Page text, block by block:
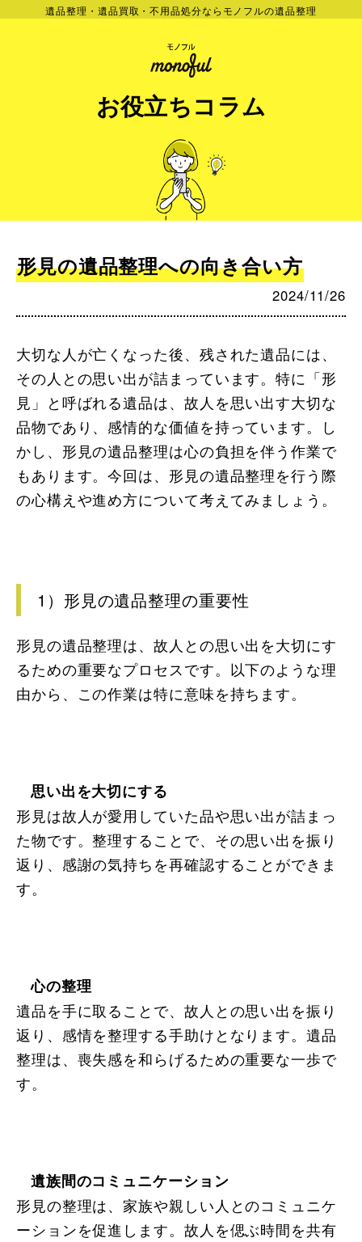
遺品整理・遺品買取・不用品処分ならモノフルの遺品整理
お役立ちコラム
形見の遺品整理への向き合い方
2024/11/26
大切な人が亡くなった後、残された遺品には、
その人との思い出が詰まっています。特に「形
見」と呼ばれる遺品は、故人を思い出す大切な
品物であり、感情的な価値を持っています。し
かし、形見の遺品整理は心の負担を伴う作業で
もあります。今回は、形見の遺品整理を行う際
の心構えや進め方について考えてみましょう。
1）形見の遺品整理の重要性
形見の遺品整理は、故人との思い出を大切にす
るための重要なプロセスです。以下のような理
由から、この作業は特に意味を持ちます。
思い出を大切にする
形見は故人が愛用していた品や思い出が詰まっ
た物です。整理することで、その思い出を振り
返り、感謝の気持ちを再確認することができま
す。
心の整理
遺品を手に取ることで、故人との思い出を振り
返り、感情を整理する手助けとなります。遺品
整理は、喪失感を和らげるための重要な一歩で
す。
遺族間のコミュニケーション
形見の整理は、家族や親しい人とのコミュニケ
ーションを促進します。故人を偲ぶ時間を共有